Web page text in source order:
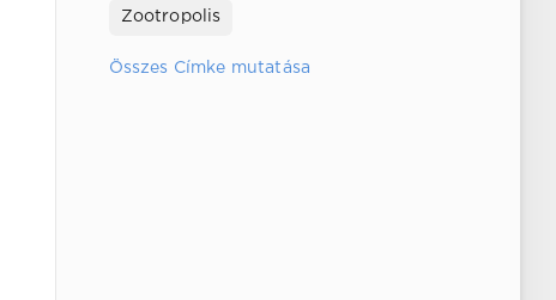
Zootropolis
Összes Címke mutatása